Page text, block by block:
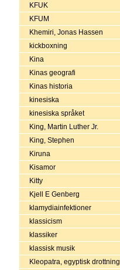
KFUK
KFUM
Khemiri, Jonas Hassen
kickboxning
Kina
Kinas geografi
Kinas historia
kinesiska
kinesiska språket
King, Martin Luther Jr.
King, Stephen
Kiruna
Kisamor
Kitty
Kjell E Genberg
klamydiainfektioner
klassicism
klassiker
klassisk musik
Kleopatra, egyptisk drottning